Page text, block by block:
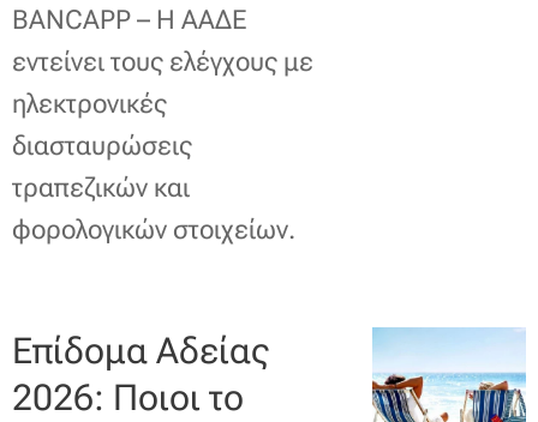
BANCAPP – Η ΑΑΔΕ
εντείνει τους ελέγχους με
ηλεκτρονικές
διασταυρώσεις
τραπεζικών και
φορολογικών στοιχείων.
Επίδομα Αδείας
2026: Ποιοι το